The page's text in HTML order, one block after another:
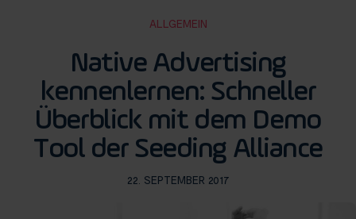
ALLGEMEIN
Native Advertising
kennenlernen: Schneller
Überblick mit dem Demo
Tool der Seeding Alliance
22. SEPTEMBER 2017